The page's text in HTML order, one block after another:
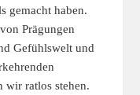
gemacht haben.
Prägungen
Gefühlswelt und
wir ratlos stehen.